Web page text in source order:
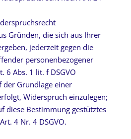
Gründen, die sich aus Ihrer
jederzeit gegen die
personenbezogener
6 Abs. 1 lit. f DSGVO
der Grundlage einer
Widerspruch einzulegen;
diese Bestimmung gestütztes
4 Nr. 4 DSGVO.